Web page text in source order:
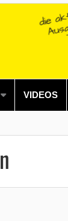
VIDEOS